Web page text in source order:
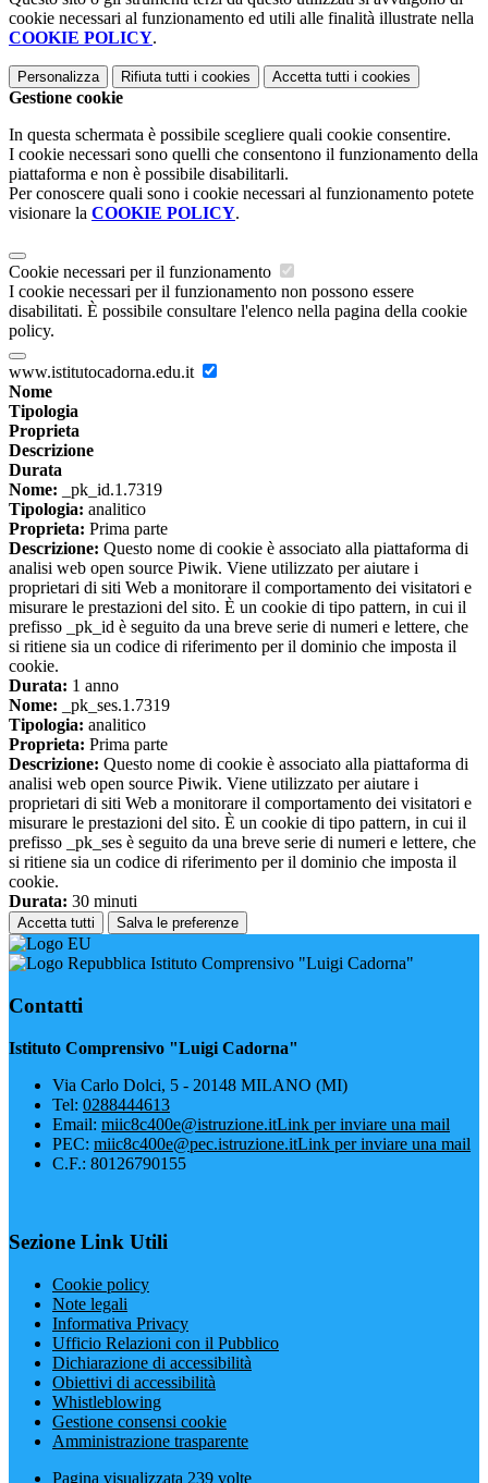
cookie necessari al funzionamento ed utili alle finalità illustrate nella
COOKIE POLICY.
Personalizza Rifiuta tutti i cookies Accetta tutti i cookies
Gestione cookie
In questa schermata è possibile scegliere quali cookie consentire.
I cookie necessari sono quelli che consentono il funzionamento della
piattaforma e non è possibile disabilitarli.
Per conoscere quali sono i cookie necessari al funzionamento potete
visionare la COOKIE POLICY.
Cookie necessari per il funzionamento
I cookie necessari per il funzionamento non possono essere
disabilitati. È possibile consultare l'elenco nella pagina della cookie
policy.
www.istitutocadorna.edu.it
Nome
Tipologia
Proprieta
Descrizione
Durata
Nome: _pk_id.1.7319
Tipologia: analitico
Proprieta: Prima parte
Descrizione: Questo nome di cookie è associato alla piattaforma di
analisi web open source Piwik. Viene utilizzato per aiutare i
proprietari di siti Web a monitorare il comportamento dei visitatori e
misurare le prestazioni del sito. È un cookie di tipo pattern, in cui il
prefisso _pk_id è seguito da una breve serie di numeri e lettere, che
si ritiene sia un codice di riferimento per il dominio che imposta il
cookie.
Durata: 1 anno
Nome: _pk_ses.1.7319
Tipologia: analitico
Proprieta: Prima parte
Descrizione: Questo nome di cookie è associato alla piattaforma di
analisi web open source Piwik. Viene utilizzato per aiutare i
proprietari di siti Web a monitorare il comportamento dei visitatori e
misurare le prestazioni del sito. È un cookie di tipo pattern, in cui il
prefisso _pk_ses è seguito da una breve serie di numeri e lettere, che
si ritiene sia un codice di riferimento per il dominio che imposta il
cookie.
Durata: 30 minuti
Accetta tutti Salva le preferenze
Istituto Comprensivo "Luigi Cadorna"
Contatti
Istituto Comprensivo "Luigi Cadorna"
Via Carlo Dolci, 5 - 20148 MILANO (MI)
Tel: 0288444613
Email: miic8c400e@istruzione.itLink per inviare una mail
PEC: miic8c400e@pec.istruzione.itLink per inviare una mail
C.F.: 80126790155
Sezione Link Utili
Cookie policy
Note legali
Informativa Privacy
Ufficio Relazioni con il Pubblico
Dichiarazione di accessibilità
Obiettivi di accessibilità
Whistleblowing
Gestione consensi cookie
Amministrazione trasparente
Pagina visualizzata 239 volte